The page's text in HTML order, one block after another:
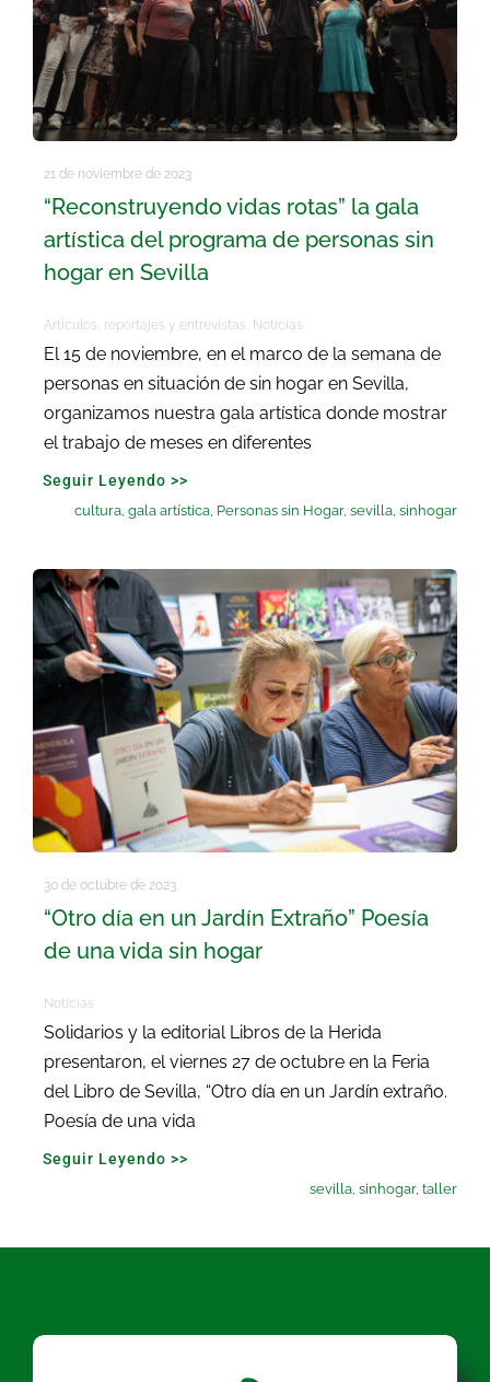
21 de noviembre de 2023
“Reconstruyendo vidas rotas” la gala
artística del programa de personas sin
hogar en Sevilla
Artículos, reportajes y entrevistas, Noticias
El 15 de noviembre, en el marco de la semana de
personas en situación de sin hogar en Sevilla,
organizamos nuestra gala artística donde mostrar
el trabajo de meses en diferentes
Seguir Leyendo >>
cultura,gala artística, Personas sin Hogar,sevilla,sinhogar
30 de octubre de 2023
“Otro día en un Jardín Extraño” Poesía
de una vida sin hogar
Noticias
Solidarios y la editorial Libros de la Herida
presentaron, el viernes 27 de octubre en la Feria
del Libro de Sevilla, “Otro día en un Jardín extraño.
Poesía de una vida
Seguir Leyendo >>
sevilla,sinhogar,taller